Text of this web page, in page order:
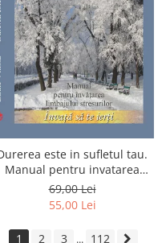
este in sufletul tau.
Manual pentru invatarea
limbajului stresurilor Seria
Invata sa te Ierti Luule Viilma
69,00 Lei
55,00 Lei
1 2 3 ... 112